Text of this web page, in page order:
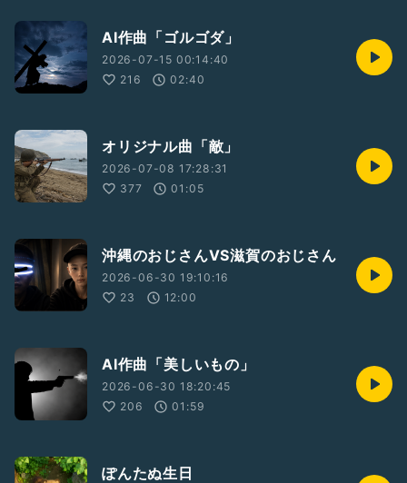
AI作曲「ゴルゴダ」
2026-07-15 00:14:40
216
02:40
オリジナル曲「敵」
2026-07-08 17:28:31
377
01:05
沖縄のおじさんVS滋賀のおじさん
2026-06-30 19:10:16
23
12:00
AI作曲「美しいもの」
2026-06-30 18:20:45
206
01:59
ぽんたぬ生日